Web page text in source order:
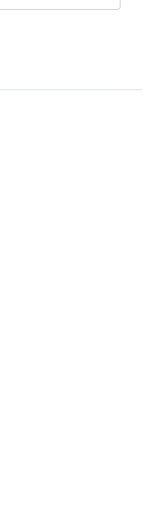
Ein Problem,